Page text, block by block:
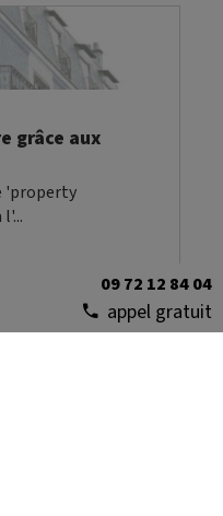
grâce aux
'property
09 72 12 84 04
appel gratuit